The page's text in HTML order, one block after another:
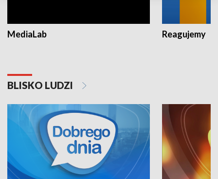
MediaLab Reagujemy
BLISKO LUDZI